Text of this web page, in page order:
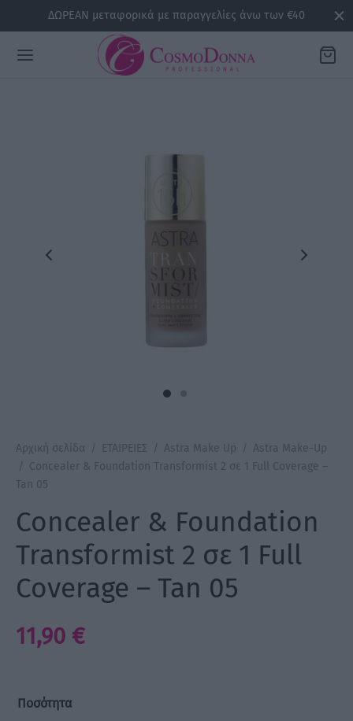
ΔΩΡΕΑΝ μεταφορικά με παραγγελίες άνω των €40
Αρχική σελίδα / ΕΤΑΙΡΕΙΕΣ / Astra Make Up / Astra Make-Up
/ Concealer & Foundation Transformist 2 σε 1 Full Coverage –
Tan 05
Concealer & Foundation
Transformist 2 σε 1 Full
Coverage – Tan 05
11,90 €
Ποσότητα
Xanitalia